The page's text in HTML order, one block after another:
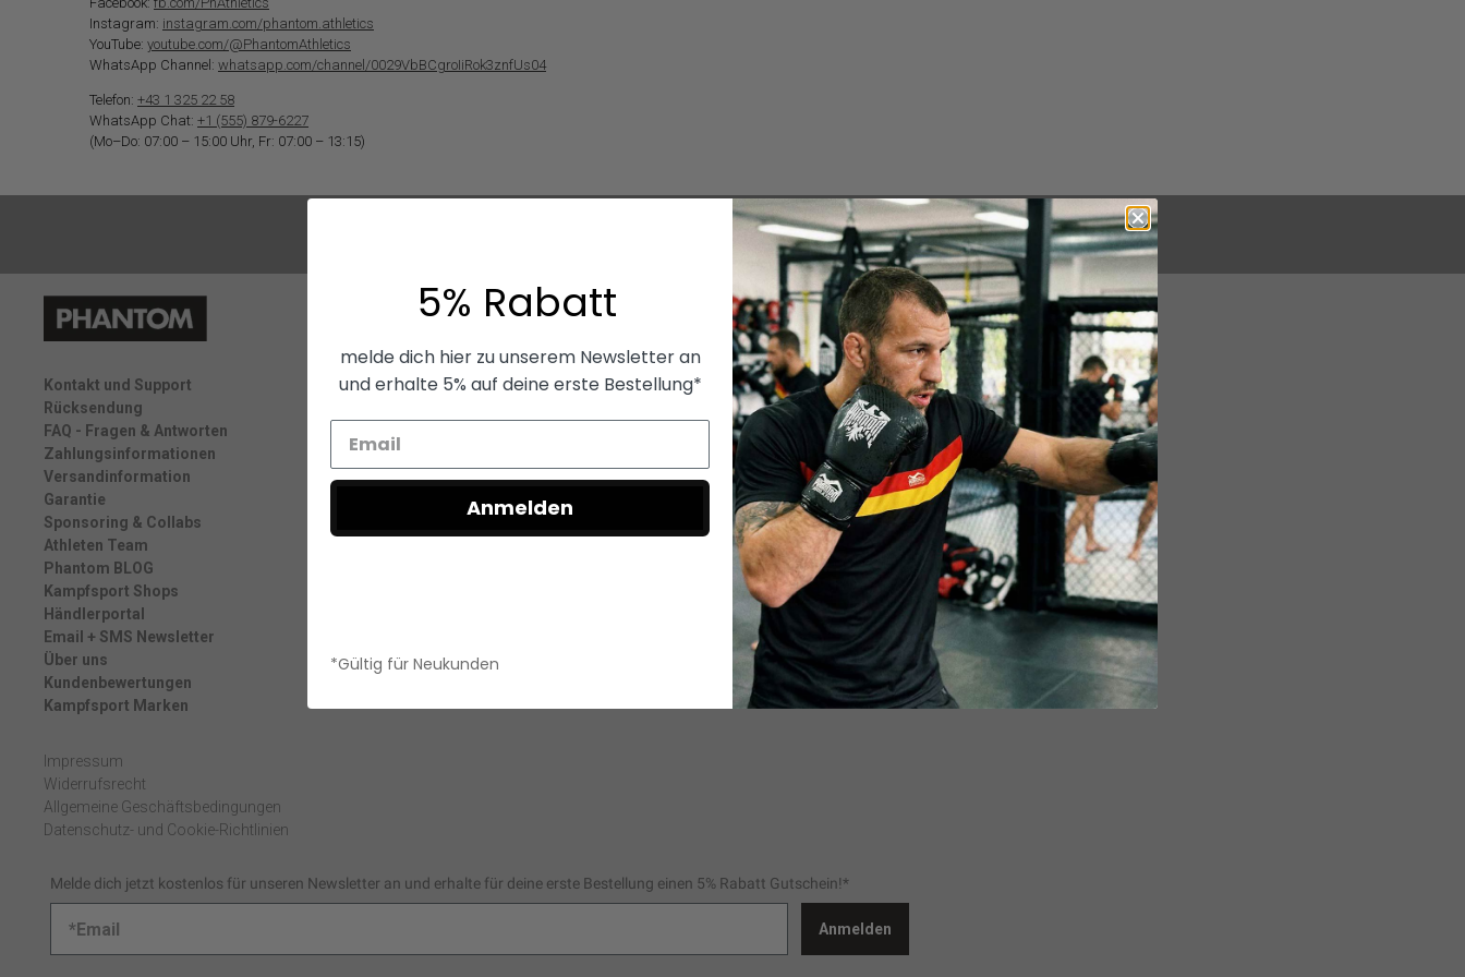
Instagram: instagram.com/phantom.athletics
YouTube: youtube.com/@PhantomAthletics
WhatsApp Channel: whatsapp.com/channel/0029VbBCgroIiRok3znfUs04
Telefon: +43 1 325 22 58
WhatsApp Chat: +1 (555) 879-6227
(Mo–Do: 07:00 – 15:00 Uhr, Fr: 07:00 – 13:15)
24/7 support Schneller Versand
Kontakt und Support
Rücksendung
FAQ - Fragen & Antworten
Zahlungsinformationen
Versandinformation
Garantie
Sponsoring & Collabs
Athleten Team
Phantom BLOG
Kampfsport Shops
Händlerportal
Email + SMS Newsletter
Über uns
Kundenbewertungen
Kampfsport Marken
Impressum
Widerrufsrecht
Allgemeine Geschäftsbedingungen
Datenschutz- und Cookie-Richtlinien
Melde dich jetzt kostenlos für unseren Newsletter an und erhalte für deine erste Bestellung einen 5% Rabatt Gutschein!*
Anmelden
5% Rabatt
melde dich hier zu unserem Newsletter an
und erhalte 5% auf deine erste Bestellung*
Anmelden
*Gültig für Neukunden